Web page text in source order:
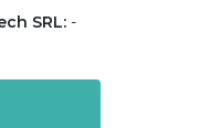
SRL: -